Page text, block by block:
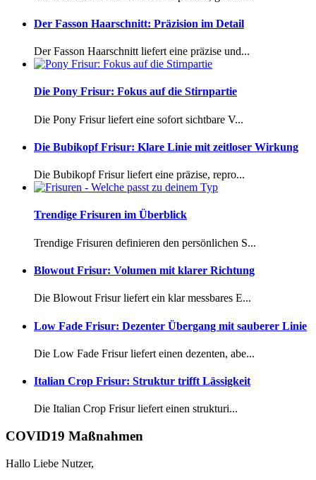
Der Fasson Haarschnitt: Präzision im Detail
Der Fasson Haarschnitt liefert eine präzise und...
Die Pony Frisur: Fokus auf die Stirnpartie
Die Pony Frisur liefert eine sofort sichtbare V...
Die Bubikopf Frisur: Klare Linie mit zeitloser Wirkung
Die Bubikopf Frisur liefert eine präzise, repro...
Trendige Frisuren im Überblick
Trendige Frisuren definieren den persönlichen S...
Blowout Frisur: Volumen mit klarer Richtung
Die Blowout Frisur liefert ein klar messbares E...
Low Fade Frisur: Dezenter Übergang mit sauberer Linie
Die Low Fade Frisur liefert einen dezenten, abe...
Italian Crop Frisur: Struktur trifft Lässigkeit
Die Italian Crop Frisur liefert einen strukturi...
COVID19 Maßnahmen
Hallo Liebe Nutzer,